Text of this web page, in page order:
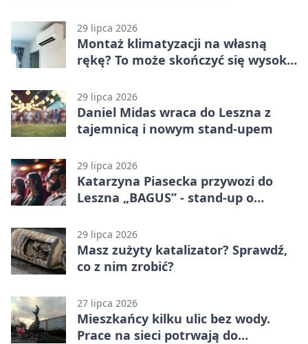
29 lipca 2026
Montaż klimatyzacji na własną
rękę? To może skończyć się wysoką
29 lipca 2026
Daniel Midas wraca do Leszna z
tajemnicą i nowym stand-upem
29 lipca 2026
Katarzyna Piasecka przywozi do
Leszna „BAGUS” - stand-up o
29 lipca 2026
Masz zużyty katalizator? Sprawdź,
co z nim zrobić?
27 lipca 2026
Mieszkańcy kilku ulic bez wody.
Prace na sieci potrwają do